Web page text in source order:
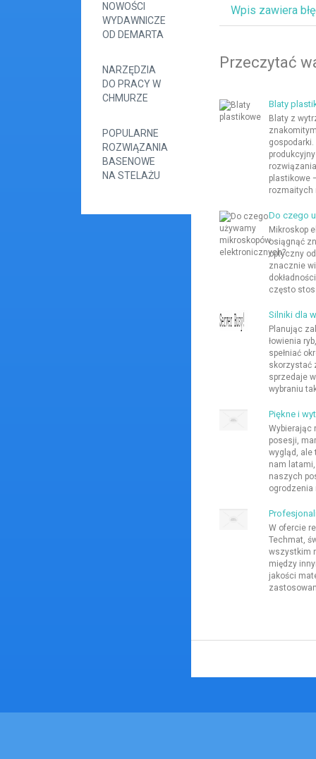
NOWOŚCI
WYDAWNICZE
OD DEMARTA
NARZĘDZIA
DO PRACY W
CHMURZE
POPULARNE
ROZWIĄZANIA
BASENOWE
NA STELAŻU
Wpis zawiera
Przeczytać
Blaty
Blaty z
plastikowe
rozmaitych
Do czego
Mikroskop
osiągnąć
optyczny
znacznie
często
Silniki dla
Planując
łowienia
spełniać
skorzystać
sprzedaje
wybraniu
Piękne i
Wybierając
posesji,
wygląd, ale
nam
naszych
ogrodzenia
W ofercie
Techmat,
wszystkim
między
jakości